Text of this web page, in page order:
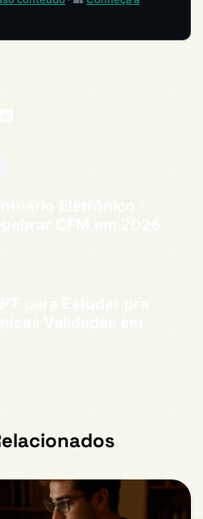
Eletrônico ·
CFM em 2026
para Estudar pra
Validadas em